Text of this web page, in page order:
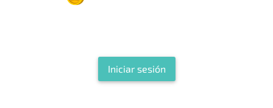
Iniciar sesión